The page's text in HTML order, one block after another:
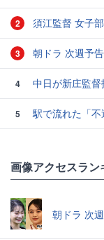
2 須江監督 女子
3 朝ドラ 次週予
4 中日が新庄監
5
駅で流れた「
画像アクセスラン
朝ドラ 次